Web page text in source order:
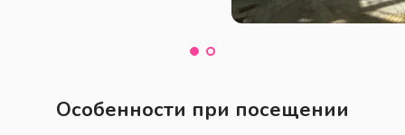
Особенности при посещении